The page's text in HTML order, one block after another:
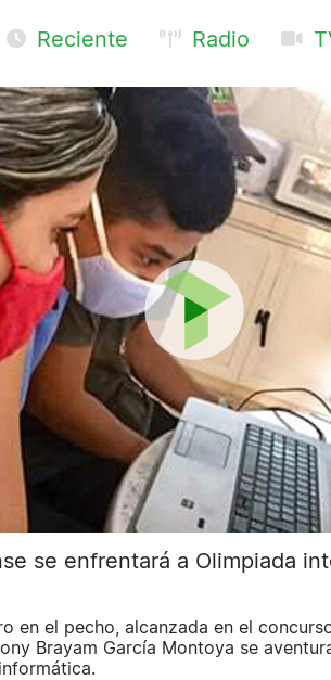
Reciente Radio
se enfrentará a Olimpiada
en el pecho, alcanzada en el
Brayam García Montoya se